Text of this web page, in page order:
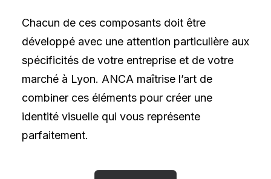
Chacun de ces composants doit être
développé avec une attention particulière aux
spécificités de votre entreprise et de votre
marché à Lyon. ANCA maîtrise l’art de
combiner ces éléments pour créer une
identité visuelle qui vous représente
parfaitement.